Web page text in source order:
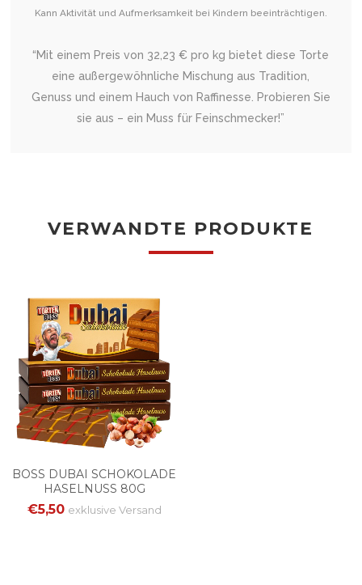
Kann Aktivität und Aufmerksamkeit bei Kindern beeinträchtigen.
“Mit einem Preis von 32,23 € pro kg bietet diese Torte
eine außergewöhnliche Mischung aus Tradition,
Genuss und einem Hauch von Raffinesse. Probieren Sie
sie aus – ein Muss für Feinschmecker!”
VERWANDTE PRODUKTE
BOSS DUBAI SCHOKOLADE
HASELNUSS 80G
€5,50 exklusive Versand